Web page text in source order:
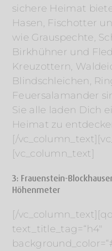
sichere Heimat
Hasen, Fischotter
wie Grauspechte,
Birkhühner und
Kreuzottern,
Blindschleichen,
Feuersalamander
Sie alle laden Dich
Heimat zu
[/
[vc_column_text]
3: Frauenstein-
Höhenmeter
[/
text_title_tag=“h4″